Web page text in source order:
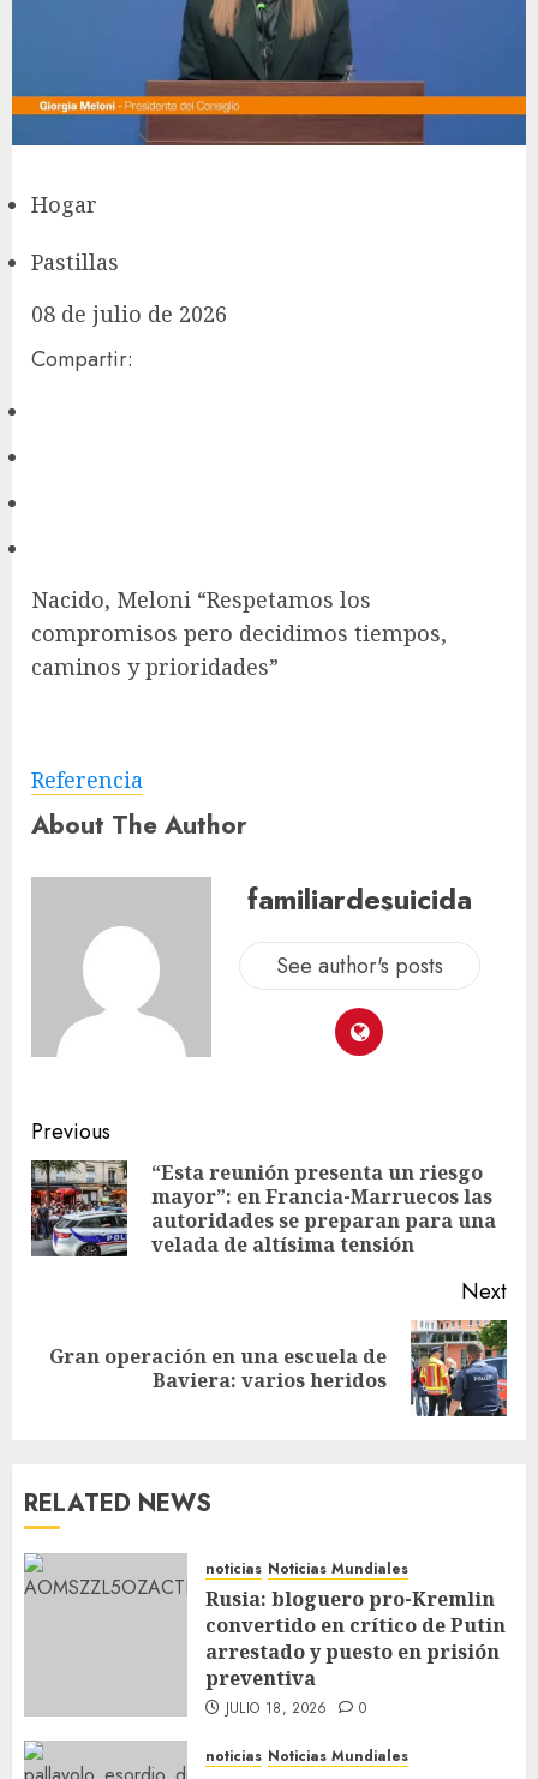
Hogar
Pastillas
08 de julio de 2026
Compartir:
Nacido, Meloni “Respetamos los
compromisos pero decidimos tiempos,
caminos y prioridades”
Referencia
About The Author
familiardesuicida
See author's posts
Previous
“Esta reunión presenta un riesgo
mayor”: en Francia-Marruecos las
autoridades se preparan para una
velada de altísima tensión
Next
Gran operación en una escuela de
Baviera: varios heridos
RELATED NEWS
noticias Noticias Mundiales
Rusia: bloguero pro-Kremlin
convertido en crítico de Putin
arrestado y puesto en prisión
preventiva
JULIO 18, 2026 0
noticias Noticias Mundiales